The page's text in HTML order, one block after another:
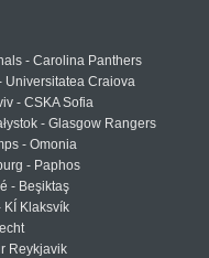
- Carolina Panthers
Universitatea Craiova
- CSKA Sofia
- Glasgow Rangers
- Omonia
- Paphos
- Beşiktaş
KÍ Klaksvík
Reykjavik